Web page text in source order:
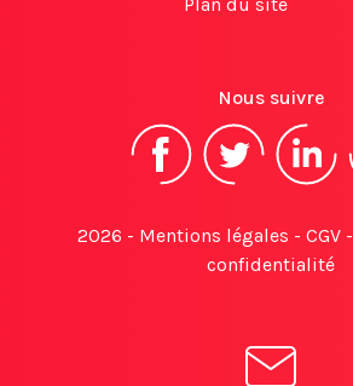
Nous suivre
2026 - Mentions légales - CGV-
confidentialité